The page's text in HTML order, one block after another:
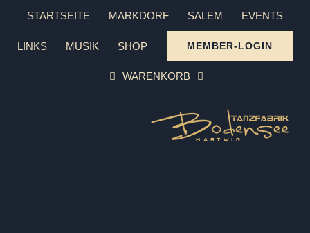
Zum
springen
STARTSEITE MARKDORF SALEM EVENTS
LINKS MUSIK SHOP MEMBER-LOGIN
WARENKORB